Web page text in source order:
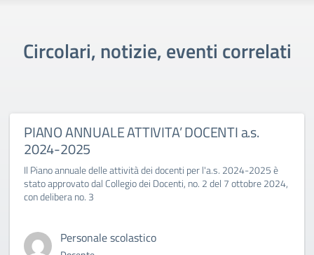
Circolari, notizie, eventi correlati
PIANO ANNUALE ATTIVITA’ DOCENTI a.s.
2024-2025
Il Piano annuale delle attività dei docenti per l'a.s. 2024-2025 è
stato approvato dal Collegio dei Docenti, no. 2 del 7 ottobre 2024,
con delibera no. 3
Personale scolastico